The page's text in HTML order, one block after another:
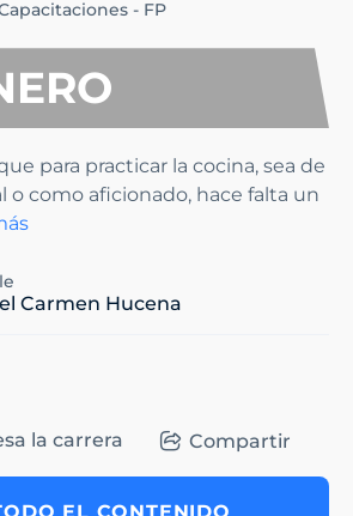
- FP
para practicar la cocina, sea de
o como aficionado, hace falta un
Carmen Hucena
la carrera Compartir